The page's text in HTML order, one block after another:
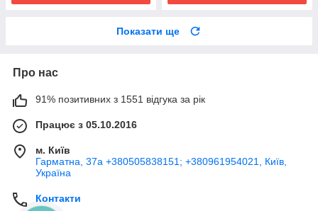
Показати ще
Про нас
91% позитивних з 1551 відгука за рік
Працює з 05.10.2016
м. Київ
Гарматна, 37а +380505838151; +380961954021, Київ,
Україна
Контакти